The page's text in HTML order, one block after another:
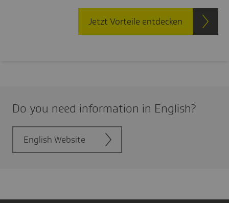
Jetzt Vorteile entdecken
Do you need infor­ma­tion in English?
English Website